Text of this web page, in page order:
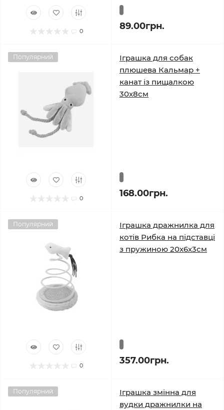
0 89.00грн.
Популярний
0
Іграшка для собак
плюшева Кальмар +
канат із пищалкою
30х8см
168.00грн.
Популярний
0
Іграшка дражнилка для
котів Рибка на підставці
з пружиною 20х6х3см
357.00грн.
Популярний
Іграшка змінна для
вудки дражнилки на